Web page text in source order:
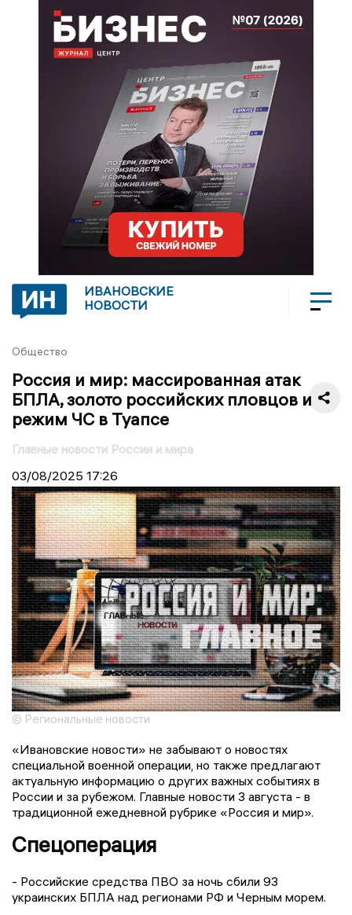
ИВАНОВСКИЕ
НОВОСТИ
Общество
Россия и мир: массированная атак
БПЛА, золото российских пловцов и
режим ЧС в Туапсе
Главные новости России и мира
03/08/2025 17:26
© Региональные новости
«Ивановские новости» не забывают о новостях
специальной военной операции, но также предлагают
актуальную информацию о других важных событиях в
России и за рубежом. Главные новости 3 августа - в
традиционной ежедневной рубрике «Россия и мир».
Спецоперация
- Российские средства ПВО за ночь сбили 93
украинских БПЛА над регионами РФ и Черным морем.